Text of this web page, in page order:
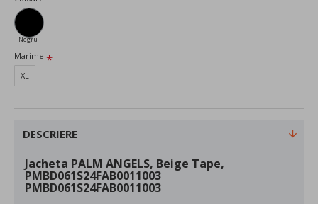
Negru
Marime
XL
DESCRIERE
Jacheta PALM ANGELS, Beige Tape,
PMBD061S24FAB0011003
PMBD061S24FAB0011003